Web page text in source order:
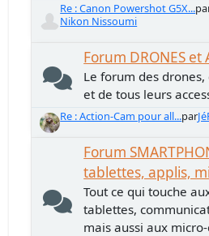
Re : Canon Powershot G5X...
Nikon Nissoumi
Forum DRONES et
Le forum des
et de tous leurs
Re : Action-Cam pour all...par
Forum
tablettes, applis,
Tout ce qui touche
tablettes,
mais aussi aux